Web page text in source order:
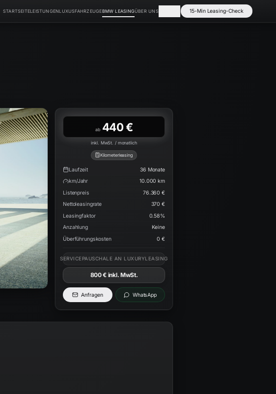
STARTSEITELEISTUNGENLUXUSFAHRZEUGEBMW LEASINGÜBER UNSKONTAKT 15-Min Leasing-Check
ab 440 €
inkl. MwSt. / monatlich
Kilometerleasing
Laufzeit 36 Monate
km/Jahr
10.000 km
Listenpreis
76.360 €
Nettoleasingrate
370 €
Leasingfaktor
0.58%
Anzahlung
Keine
Überführungskosten
0 €
SERVICEPAUSCHALE AN LUXURYLEASING
800 € inkl. MwSt.
Anfragen WhatsApp